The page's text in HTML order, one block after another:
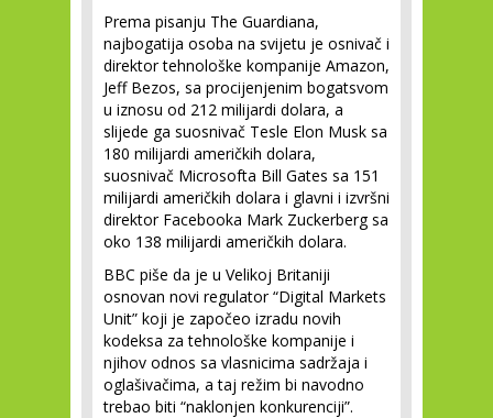
Prema pisanju The Guardiana,
najbogatija osoba na svijetu je osnivač i
direktor tehnološke kompanije Amazon,
Jeff Bezos, sa procijenjenim bogatsvom
u iznosu od 212 milijardi dolara, a
slijede ga suosnivač Tesle Elon Musk sa
180 milijardi američkih dolara,
suosnivač Microsofta Bill Gates sa 151
milijardi američkih dolara i glavni i izvršni
direktor Facebooka Mark Zuckerberg sa
oko 138 milijardi američkih dolara.
BBC piše da je u Velikoj Britaniji
osnovan novi regulator “Digital Markets
Unit” koji je započeo izradu novih
kodeksa za tehnološke kompanije i
njihov odnos sa vlasnicima sadržaja i
oglašivačima, a taj režim bi navodno
trebao biti “naklonjen konkurenciji”.